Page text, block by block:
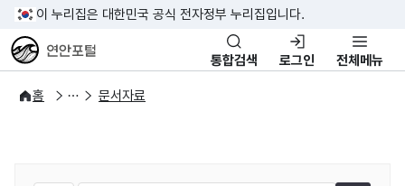
이 누리집은 대한민국 공식 전자정부 누리집입니다.
연안포털 통합검색 로그인 전체메뉴
홈
자료실
자료제공 서비스문서자료